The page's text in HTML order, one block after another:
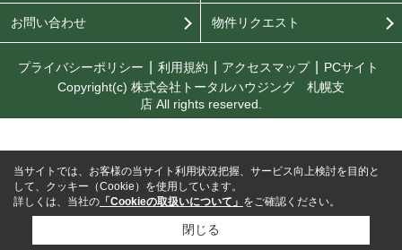
お問い合わせ 物件リクエスト
プライバシーポリシー 利用規約 アクセスマップ
PCサイト
Copyright(c) 株式会社トータルハウジング 札幌支
店 All rights reserved.
当サイトでは、お客様の当サイト利用状況把握、サービス向上検討を目的と
して、クッキー（Cookie）を使用しています。
詳しくは、当社の 「Cookieの取扱いについて」 をご確認ください。
閉じる